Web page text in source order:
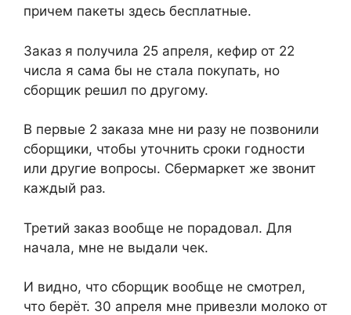
причем пакеты здесь бесплатные.
Заказ я получила 25 апреля, кефир от 22
числа я сама бы не стала покупать, но
сборщик решил по другому.
В первые 2 заказа мне ни разу не позвонили
сборщики, чтобы уточнить сроки годности
или другие вопросы. Сбермаркет же звонит
каждый раз.
Третий заказ вообще не порадовал. Для
начала, мне не выдали чек.
И видно, что сборщик вообще не смотрел,
что берёт. 30 апреля мне привезли молоко от